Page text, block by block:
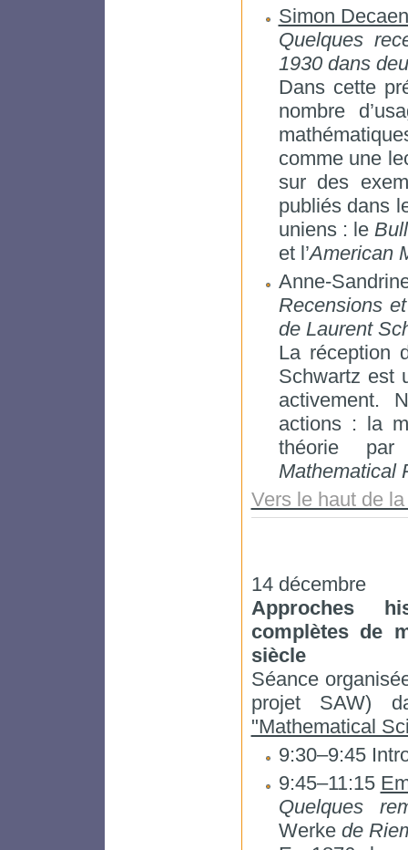
Simon
Quelques
1930 dans
Dans cette
nombre
comme une
sur des
publiés dans
uniens : le
et l’American
Anne-
Recensions
de Laurent
La réception
Schwartz est
activement.
actions : la
théorie par
Mathematical
Vers le haut de
14 décembre
Approches
complètes de
siècle
Séance
projet SAW)
"Mathematical
9:30–9:45
9:45–11:15
Quelques
Werkede